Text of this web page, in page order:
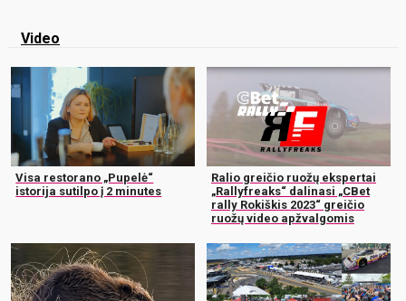
Video
Visa restorano „Pupelė“
istorija sutilpo į 2 minutes
Ralio greičio ruožų ekspertai
„Rallyfreaks“ dalinasi „CBet
rally Rokiškis 2023“ greičio
ruožų video apžvalgomis